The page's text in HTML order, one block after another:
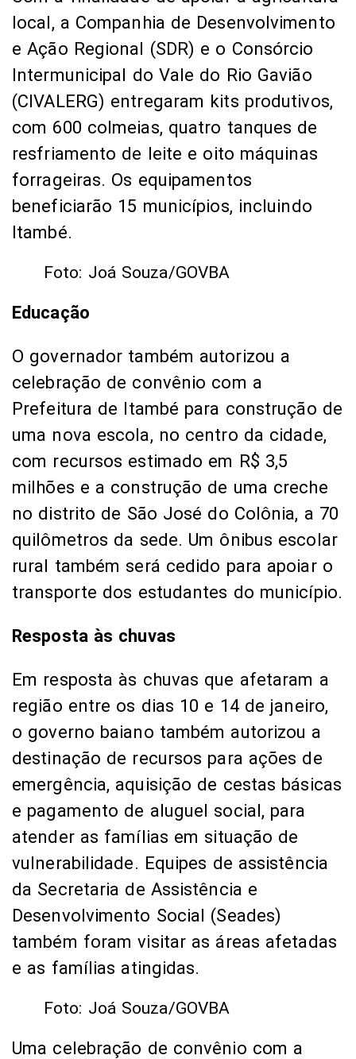
forrageiras. Os equipamentos
beneficiarão 15 municípios, incluindo
Itambé.
Foto: Joá Souza/GOVBA
Educação
O governador também autorizou a
celebração de convênio com a
Prefeitura de Itambé para construção de
uma nova escola, no centro da cidade,
milhões e a construção de uma creche
no distrito de São José do Colônia, a 70
quilômetros da sede. Um ônibus escolar
rural também será cedido para apoiar o
transporte dos estudantes do município.
Resposta às chuvas
Em resposta às chuvas que afetaram a
região entre os dias 10 e 14 de janeiro,
o governo baiano também autorizou a
destinação de recursos para ações de
e pagamento de aluguel social, para
atender as famílias em situação de
vulnerabilidade. Equipes de assistência
da Secretaria de Assistência e
Desenvolvimento Social (Seades)
também foram visitar as áreas afetadas
e as famílias atingidas.
Foto: Joá Souza/GOVBA
Uma celebração de convênio com a
Prefeitura também foi assinada para a
construção de 54 unidades habitacionais
no bairro Campo Formoso, como parte
Bahia. As obras serão executadas pela
Conder, órgão vinculado a Sedur.